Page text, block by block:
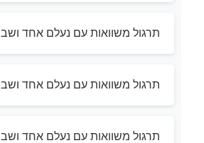
תרגול משוואות עם נעלם אחד
תרגול משוואות עם נעלם אחד
תרגול משוואות עם נעלם אחד